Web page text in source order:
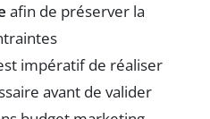
afin de préserver la
impératif de réaliser
avant de valider